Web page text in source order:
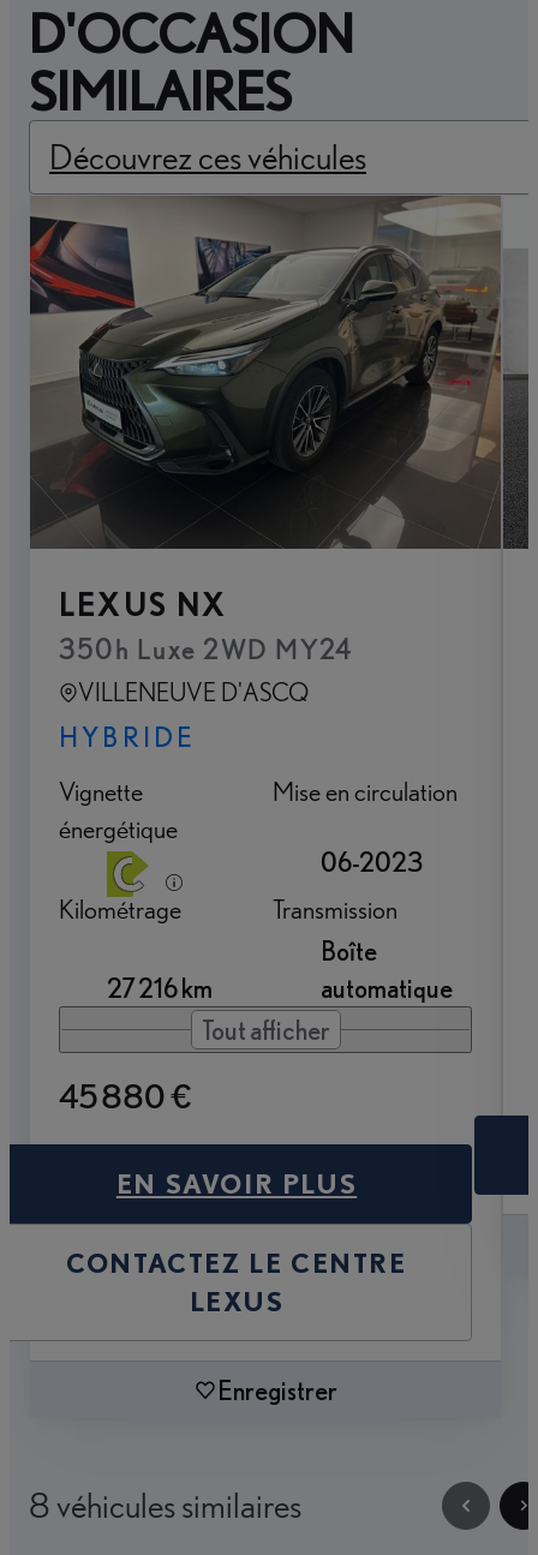
D'OCCASION
SIMILAIRES
Découvrez ces véhicules
LEXUS NX
350h Luxe 2WD MY24
VILLENEUVE D'ASCQ
HYBRIDE
Vignette
énergétique
Mise en circulation
06-2023
Kilométrage
27 216 km
Transmission
Boîte
automatique
Tout afficher
45 880 €
EN SAVOIR PLUS
CONTACTEZ LE CENTRE
LEXUS
Enregistrer
8 véhicules similaires